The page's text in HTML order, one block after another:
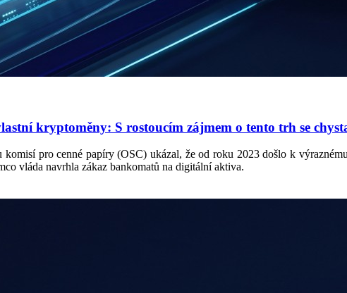
kryptoměny: S rostoucím zájmem o tento trh se
pro cenné papíry (OSC) ukázal, že od roku 2023 došlo k
vláda navrhla zákaz bankomatů na digitální aktiva.